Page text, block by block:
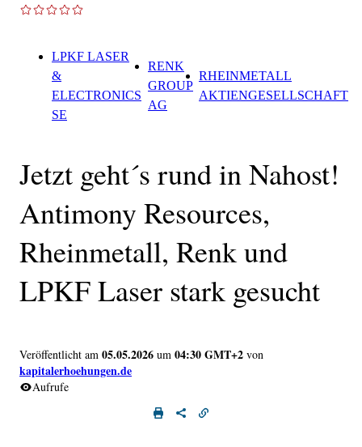
LPKF LASER
&
ELECTRONICS
SE
RENK
GROUP
AG
RHEINMETALL
AKTIENGESELLSCHAFT
Jetzt geht´s rund in Nahost!
Antimony Resources,
Rheinmetall, Renk und
LPKF Laser stark gesucht
Veröffentlicht am 05.05.2026 um 04:30 GMT+2 von
kapitalerhoehungen.de
Aufrufe